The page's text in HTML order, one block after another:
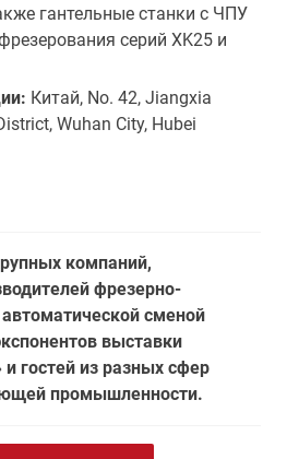
гантельные станки с ЧПУ
серий XK25 и
Китай, No. 42, Jiangxia
Wuhan City, Hubei
компаний,
фрезерно-
сменой
выставки
гостей из разных сфер
промышленности.